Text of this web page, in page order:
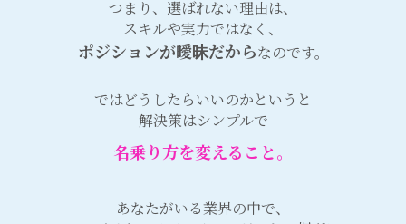
つまり、選ばれない理由は、
スキルや実力ではなく、
ポジションが曖昧だからなのです。
ではどうしたらいいのかというと
解決策はシンプルで
名乗り方を変えること。
あなたがいる業界の中で、